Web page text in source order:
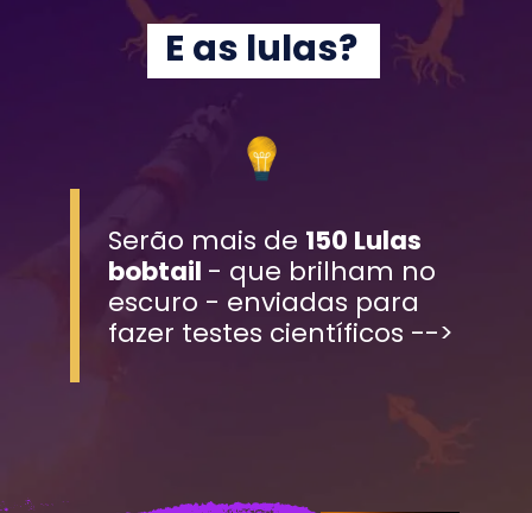
Serão mais de 150 Lulas
bobtail - que brilham no
escuro - enviadas para
fazer testes científicos -->
E as lulas?